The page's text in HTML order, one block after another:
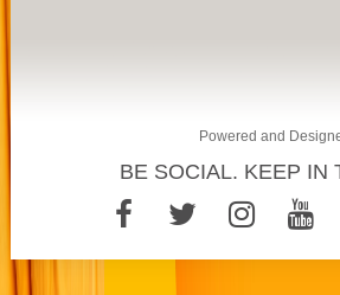
Powered and
BE SOCIAL. KEEP IN